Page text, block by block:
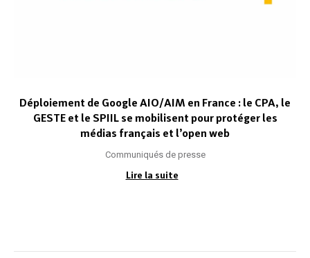
Déploiement de Google AIO/AIM en France : le CPA, le
GESTE et le SPIIL se mobilisent pour protéger les
médias français et l’open web
Communiqués de presse
Lire la suite